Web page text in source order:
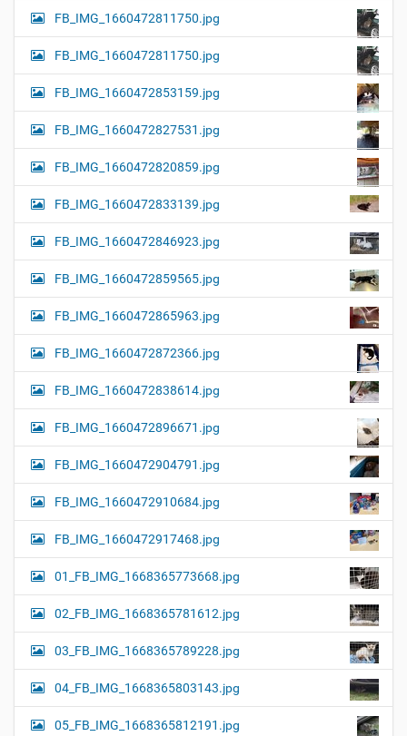
FB_IMG_1660472811750.jpg
FB_IMG_1660472811750.jpg
FB_IMG_1660472853159.jpg
FB_IMG_1660472827531.jpg
FB_IMG_1660472820859.jpg
FB_IMG_1660472833139.jpg
FB_IMG_1660472846923.jpg
FB_IMG_1660472859565.jpg
FB_IMG_1660472865963.jpg
FB_IMG_1660472872366.jpg
FB_IMG_1660472838614.jpg
FB_IMG_1660472896671.jpg
FB_IMG_1660472904791.jpg
FB_IMG_1660472910684.jpg
FB_IMG_1660472917468.jpg
01_FB_IMG_1668365773668.jpg
02_FB_IMG_1668365781612.jpg
03_FB_IMG_1668365789228.jpg
04_FB_IMG_1668365803143.jpg
05_FB_IMG_1668365812191.jpg